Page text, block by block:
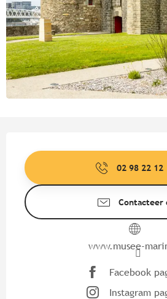
02 98 22 12
Contacteer
www.musee-
Facebook
Instagram